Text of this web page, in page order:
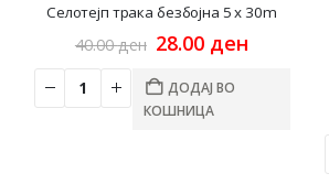
Селотејп трака безбојна 5 x 30m
40.00ден Original
was:
40.00 ден.
28.00 денCurrent
ДОДАЈ ВО
КОШНИЦА